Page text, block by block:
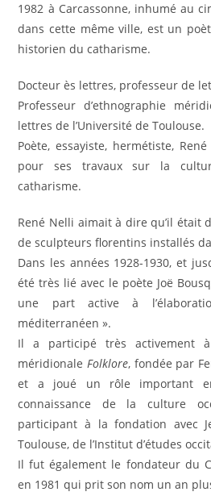
1982 à Carcassonne, inhumé au
dans cette même ville, est un
historien du catharisme.
Docteur ès lettres, professeur de
Professeur d’ethnographie
lettres de l’Université de Toulouse.
Poète,essayiste, hermétiste,
pour ses travaux sur la
catharisme.
René Nelli aimait à dire qu’il était
de sculpteurs florentins installés
Dans les années 1928-1930, et
été très lié avec le poète Joë
une part active à
méditerranéen ».
Il a participé très activement à
méridionaleFolklore, fondée par
et a joué un rôle important
connaissance de la culture
participant à la fondation avec
Toulouse, de l’Institut d’études
Il fut également le fondateur du
en 1981 qui prit son nom un an